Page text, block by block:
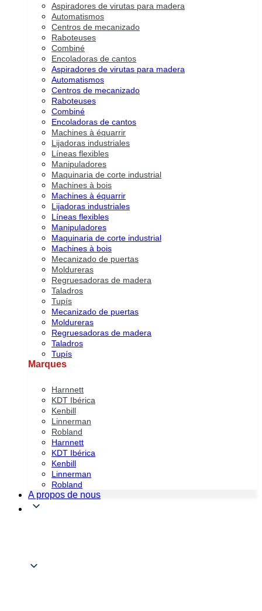
Aspiradores de virutas para madera
Automatismos
Centros de mecanizado
Raboteuses
Combiné
Encoladoras de cantos
Aspiradores de virutas para madera
Automatismos
Centros de mecanizado
Raboteuses
Combiné
Encoladoras de cantos
Machines à équarrir
Lijadoras industriales
Líneas flexibles
Manipuladores
Maquinaria de corte industrial
Machines à bois
Machines à équarrir
Lijadoras industriales
Líneas flexibles
Manipuladores
Maquinaria de corte industrial
Machines à bois
Mecanizado de puertas
Moldureras
Regruesadoras de madera
Taladros
Tupís
Mecanizado de puertas
Moldureras
Regruesadoras de madera
Taladros
Tupís
Marques
Harnnett
KDT Ibérica
Kenbill
Linnerman
Robland
Harnnett
KDT Ibérica
Kenbill
Linnerman
Robland
A propos de nous